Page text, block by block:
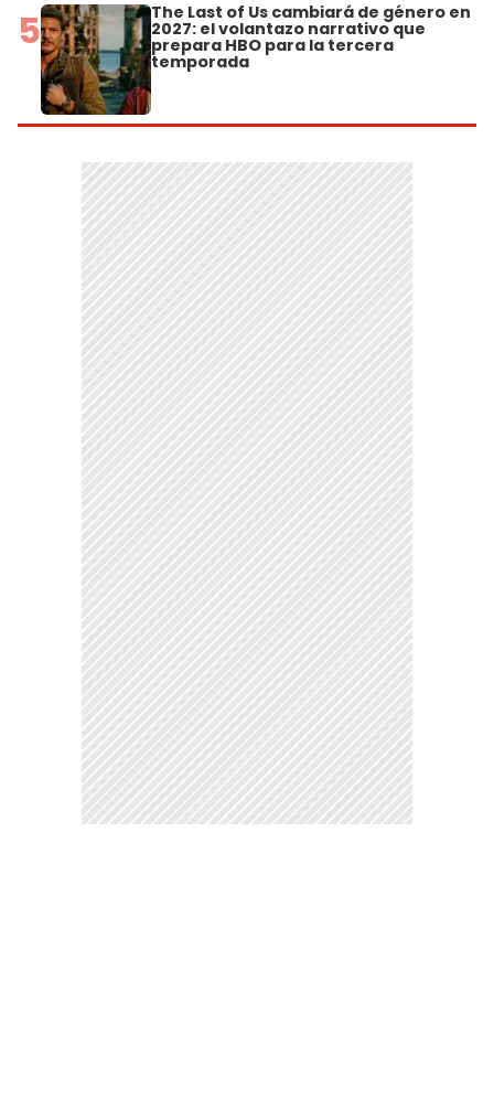
5 The Last of Us cambiará de género en
2027: el volantazo narrativo que
prepara HBO para la tercera
temporada